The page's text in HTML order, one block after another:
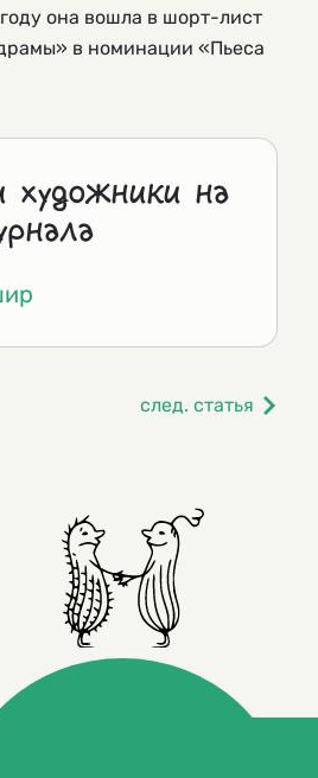
она вошла в шорт-лист
в номинации «Пьеса
художники на
след. статья